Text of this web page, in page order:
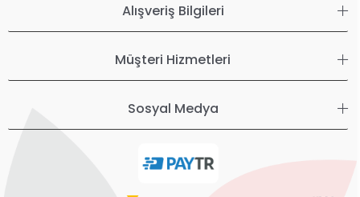
Alışveriş Bilgileri
Müşteri Hizmetleri
Sosyal Medya